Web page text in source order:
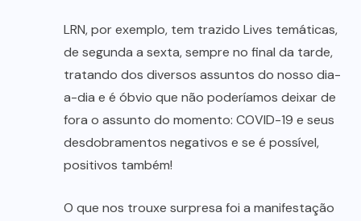
LRN, por exemplo, tem trazido Lives temáticas,
de segunda a sexta, sempre no final da tarde,
tratando dos diversos assuntos do nosso dia-
a-dia e é óbvio que não poderíamos deixar de
fora o assunto do momento: COVID-19 e seus
desdobramentos negativos e se é possível,
positivos também!
O que nos trouxe surpresa foi a manifestação